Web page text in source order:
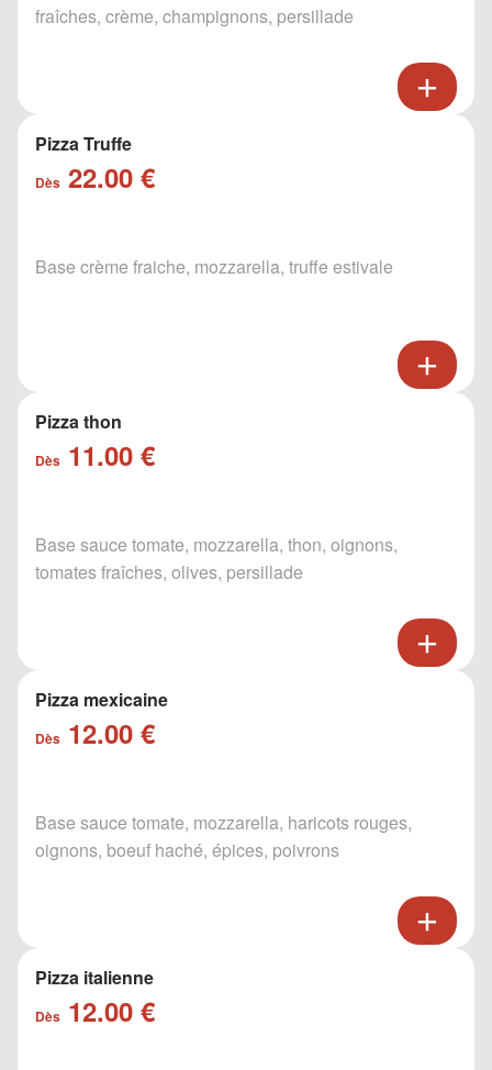
fraîches, crème, champignons, persillade
Pizza Truffe
Dès 22.00 €
Base crème fraiche, mozzarella, truffe estivale
Pizza thon
Dès 11.00 €
Base sauce tomate, mozzarella, thon, oignons,
tomates fraîches, olives, persillade
Pizza mexicaine
Dès 12.00 €
Base sauce tomate, mozzarella, haricots rouges,
oignons, boeuf haché, épices, poivrons
Pizza italienne
Dès 12.00 €